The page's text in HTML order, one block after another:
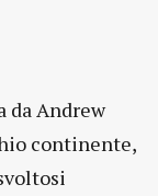
da Andrew
continente,